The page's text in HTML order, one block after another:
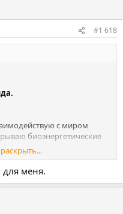
#1 618
с миром
биоэнергетические
финансы, подселенцы.
любовной магии,
для меня.